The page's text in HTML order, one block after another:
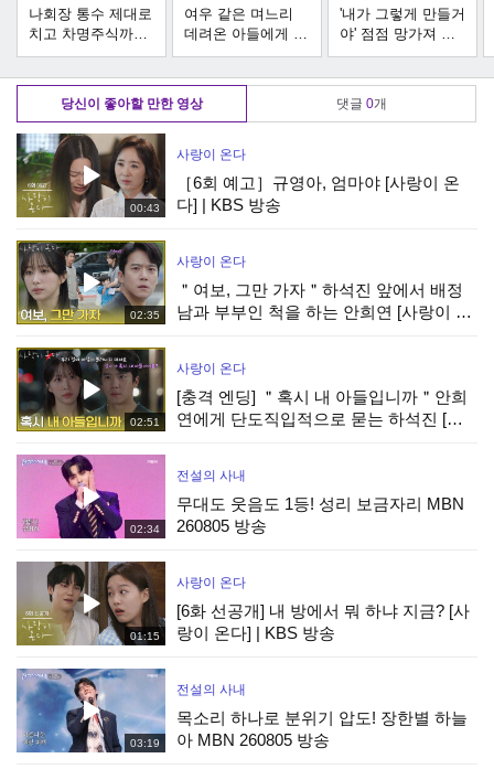
나회장 통수 제대로
치고 차명주식까지
싹 다 몰수한 전혜
진｜신입사원 강회
장｜JTBC 260621
방송 외
여우 같은 며느리
데려온 아들에게 경
고하는 회장님️｜신
입사원 강회장｜
JTBC 260621 방송
외
'내가 그렇게 만들거
야' 점점 망가져 가
는 전혜진 본 의사
남편 반응｜신입사
260621 방송 외
당신이 좋아할 만한 영상 댓글 0개
00:43
사랑이 온다
［6회 예고］규영아, 엄마야 [사랑이 온
다] | KBS 방송
02:35
사랑이 온다
＂여보, 그만 가자＂하석진 앞에서 배정
남과 부부인 척을 하는 안희연 [사랑이 온
02:51
사랑이 온다
[충격 엔딩] ＂혹시 내 아들입니까＂안희
연에게 단도직입적으로 묻는 하석진 [사
02:34
전설의 사내
무대도 웃음도 1등! 성리 보금자리 MBN
260805 방송
01:15
사랑이 온다
[6화 선공개] 내 방에서 뭐 하냐 지금? [사
랑이 온다] | KBS 방송
03:19
전설의 사내
목소리 하나로 분위기 압도! 장한별 하늘
아 MBN 260805 방송